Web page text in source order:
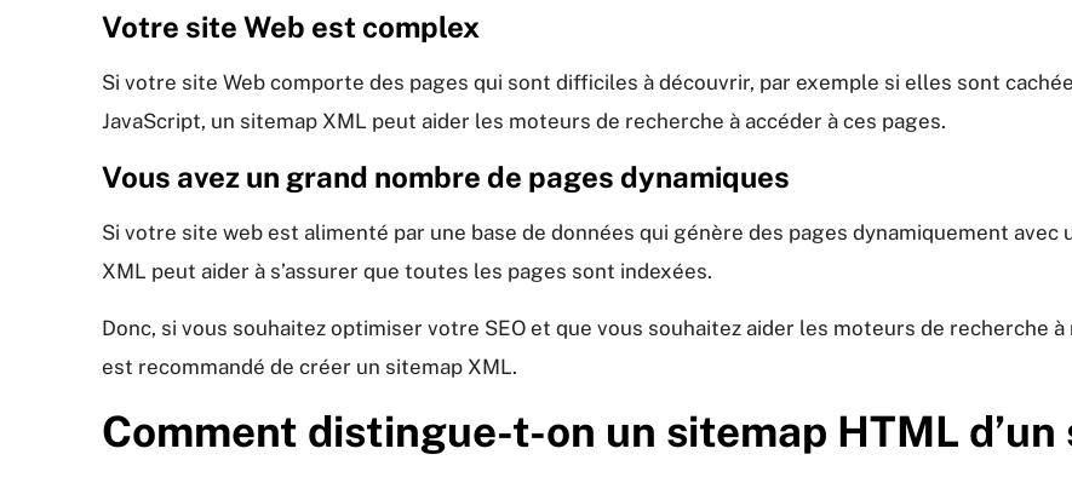
Votre site Web est complex
Si votre site Web comporte des pages qui sont difficiles à découvrir, par exemple si elles sont
JavaScript, un sitemap XML peut aider les moteurs de recherche à accéder à ces pages.
Vous avez un grand nombre de pages dynamiques
Si votre site web est alimenté par une base de données qui génère des pages dynamiquement
XML peut aider à s’assurer que toutes les pages sont indexées.
Donc, si vous souhaitez optimiser votre SEO et que vous souhaitez aider les moteurs de recherche
est recommandé de créer un sitemap XML.
Comment distingue-t-on un sitemap HTML d’un